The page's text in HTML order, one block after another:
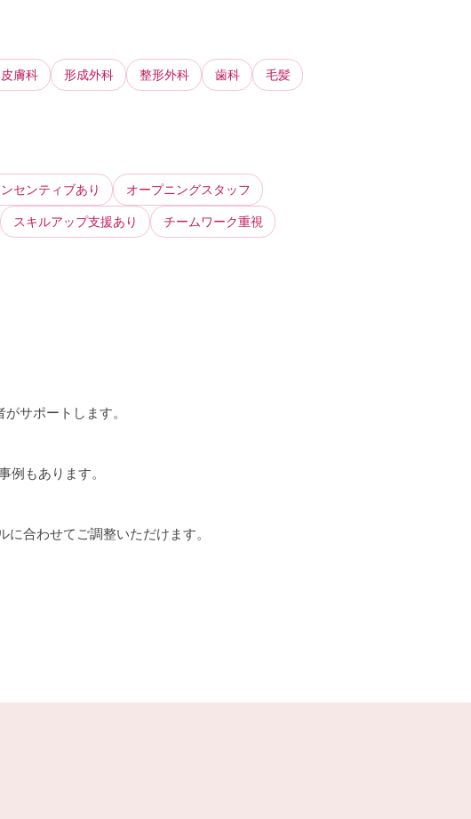
膚科 形成外科 整形外科 歯科 毛髪
センティブあり オープニングスタッフ
スキルアップ支援あり チームワーク重視
サポートします。
もあります。
合わせてご調整いただけます。